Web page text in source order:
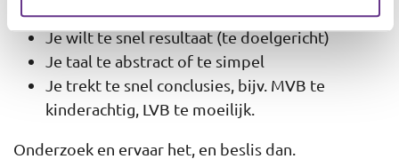
(nadruk op praten)
Je wilt te snel resultaat (te doelgericht)
Je taal te abstract of te simpel
Je trekt te snel conclusies, bijv. MVB te
kinderachtig, LVB te moeilijk.
Onderzoek en ervaar het, en beslis dan.